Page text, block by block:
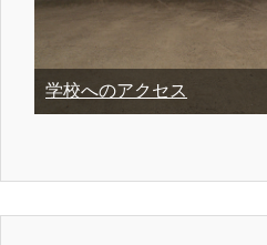
学校へのアクセス